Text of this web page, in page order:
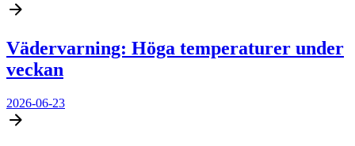
Vädervarning: Höga temperaturer under
veckan
2026-06-23